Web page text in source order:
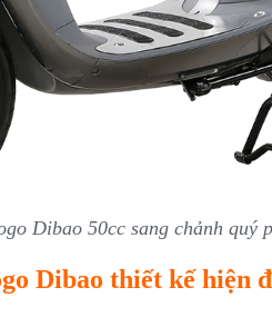
Dibao 50cc sang chảnh quý
Dibao thiết kế hiện